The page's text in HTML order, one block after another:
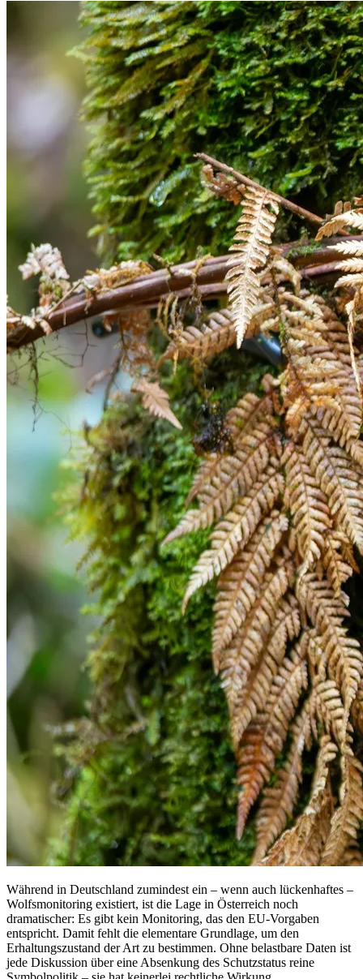
Während in Deutschland zumindest ein – wenn auch lückenhaftes –
Wolfsmonitoring existiert, ist die Lage in Österreich noch
dramatischer: Es gibt kein Monitoring, das den EU-Vorgaben
entspricht. Damit fehlt die elementare Grundlage, um den
Erhaltungszustand der Art zu bestimmen. Ohne belastbare Daten ist
jede Diskussion über eine Absenkung des Schutzstatus reine